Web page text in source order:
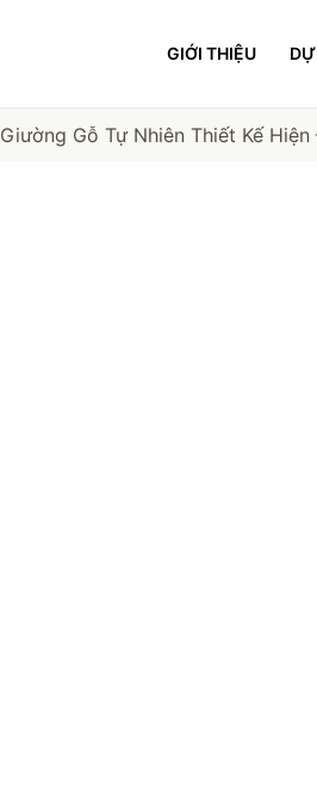
GIỚI THIỆU
Giường Gỗ Tự Nhiên Thiết Kế